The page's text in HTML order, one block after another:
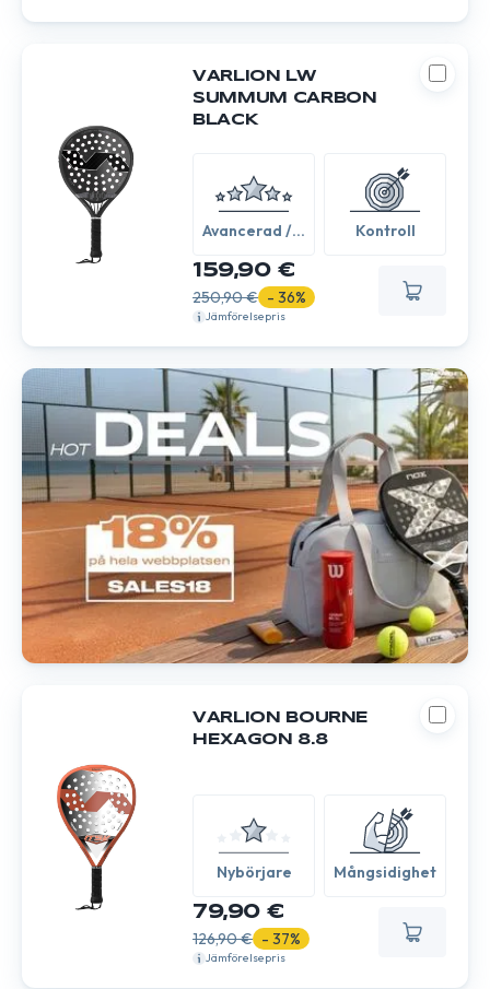
VARLION LW
SUMMUM CARBON
BLACK
Avancerad /
Kontroll
159,90 €
250,90 € - 36%
Jämförelsepris
VARLION BOURNE
HEXAGON 8.8
Nybörjare Mångsidighet
79,90 €
126,90 € - 37%
Jämförelsepris